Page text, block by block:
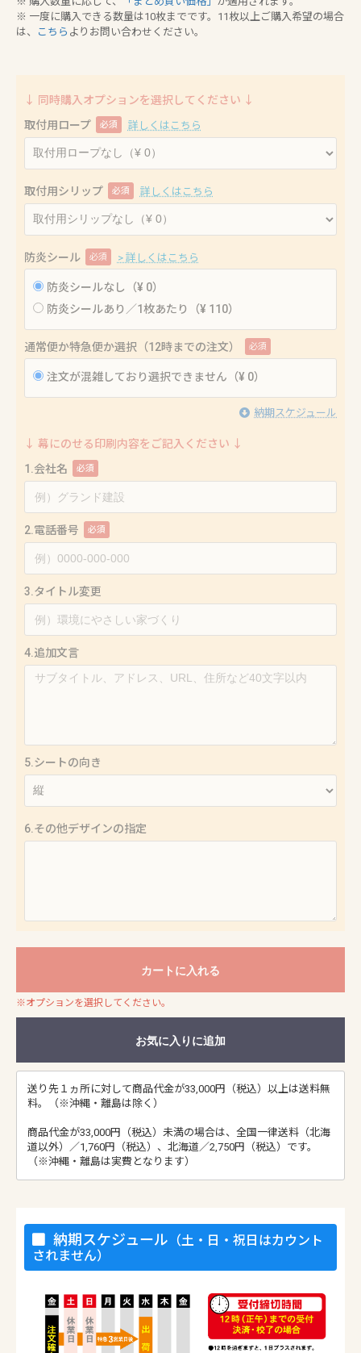
※ 一度に購入できる数量は10枚までです。11枚以上ご購入希望の場合
は、
こちら よりお問い合わせください。
↓ 同時購入オプションを選択してください ↓
取付用ロープ
必須 詳しくはこちら
取付用シリップ 必須 詳しくはこちら
防炎シール 必須 > 詳しくはこちら
防炎シールなし（¥ 0）
防炎シールあり／1枚あたり（¥ 110）
通常便か特急便か選択（12時までの注文） 必須
注文が混雑しており選択できません（¥ 0）
納期スケジュール
↓ 幕にのせる印刷内容をご記入ください ↓
1.会社名
必須
2.電話番号 必須
3.タイトル変更
4.追加文言
5.シートの向き
6.その他デザインの指定
カートに入れる
※オプションを選択してください。
お気に入りに追加
送り先１ヵ所に対して商品代金が33,000円（税込）以上は送料無
料。（※沖縄・離島は除く）
商品代金が33,000円（税込）未満の場合は、全国一律送料（北海
道以外）／1,760円（税込）、北海道／2,750円（税込）です。
（※沖縄・離島は実費となります）
納期スケジュール （土・日・祝日はカウント
されません）